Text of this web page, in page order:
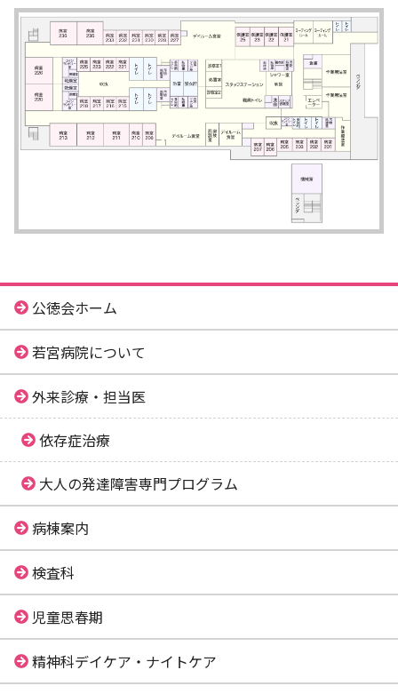
公徳会ホーム
若宮病院について
外来診療・担当医
依存症治療
大人の発達障害専門プログラム
病棟案内
検査科
児童思春期
精神科デイケア・ナイトケア